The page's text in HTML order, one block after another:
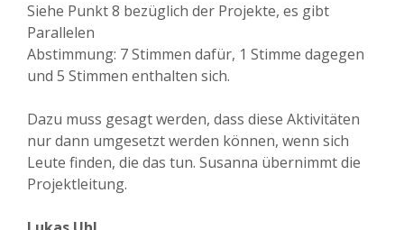
Siehe Punkt 8 bezüglich der Projekte, es gibt
Parallelen
Abstimmung: 7 Stimmen dafür, 1 Stimme dagegen
und 5 Stimmen enthalten sich.
Dazu muss gesagt werden, dass diese Aktivitäten
nur dann umgesetzt werden können, wenn sich
Leute finden, die das tun. Susanna übernimmt die
Projektleitung.